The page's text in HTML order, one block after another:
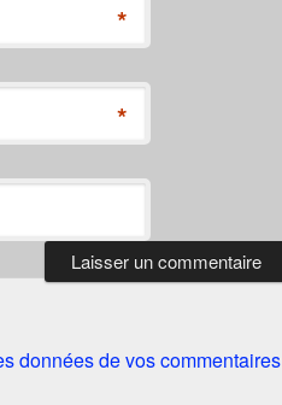
*
*
données de vos commentaires